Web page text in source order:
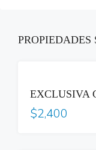
PROPIEDADES
$2,400